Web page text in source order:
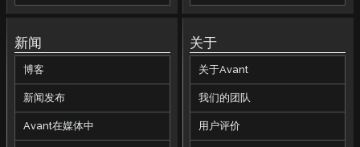
新闻
博客
新闻发布
Avant在媒体中
关于
关于Avant
我们的团队
用户评价